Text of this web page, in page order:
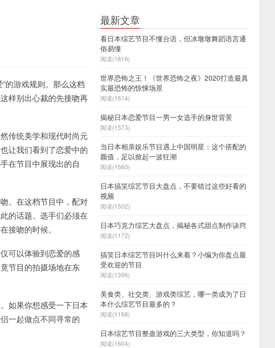
的游戏规则。那么这档
样别出心裁的先接吻再
传统美学和现代时尚元
让我们看到了恋爱中的
在节目中展现出的自
。在这档节目中，配对
的话题。选手们必须在
接吻的时候。
可以体验到恋爱的感
节目的拍摄场地在东
如果你想感受一下日本
一起做点不同寻常的
最新文章
看日本综艺节目不懂台语，但冰墩墩舞蹈语言通
俗易懂
阅读(1816)
世界恐怖之王！《世界恐怖之夜》2020打造最真
实最恐怖的惊悚场景
阅读(1614)
揭秘日本恋爱节目一男一女选手的身世背景
阅读(1573)
当日本相亲娱乐节目遇上中国明星：这个搭配的
颜值，足以掀起一波狂潮
阅读(1660)
日本搞笑综艺节目大盘点，不要错过这些好看的
视频
阅读(1502)
日本巧克力综艺大盘点，揭秘各式甜点制作诀窍
阅读(1172)
搞笑日本综艺节目叫什么来着？小编为你盘点最
受欢迎的节目
阅读(1396)
美食类、社交类、游戏类综艺，哪一类成为了日
本什么综艺节目最多的？
阅读(1168)
日本综艺节目整蛊游戏的三大类型，你知道吗？
阅读(1604)